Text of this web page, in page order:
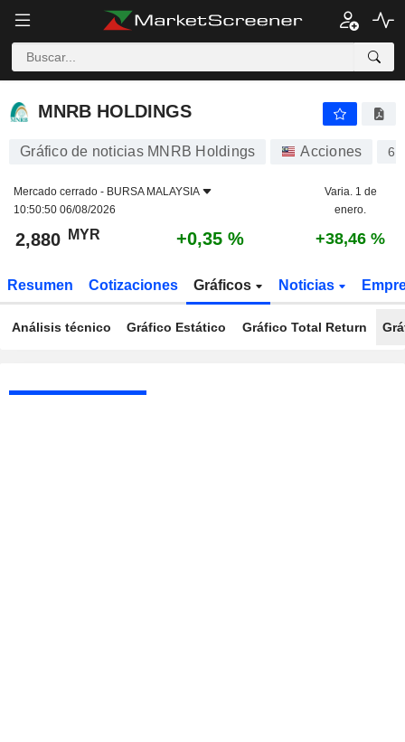
MNRB HOLDINGS
MNRB HOLDINGS
Gráfico de noticias MNRB Holdings Acciones
Mercado cerrado - BURSA MALAYSIA
10:50:50 06/08/2026
Varia. 1 de
enero.
2,880 MYR +0,35 % +38,46 %
Resumen Cotizaciones Gráficos Noticias
Análisis técnico Gráfico Estático Gráfico Total Return